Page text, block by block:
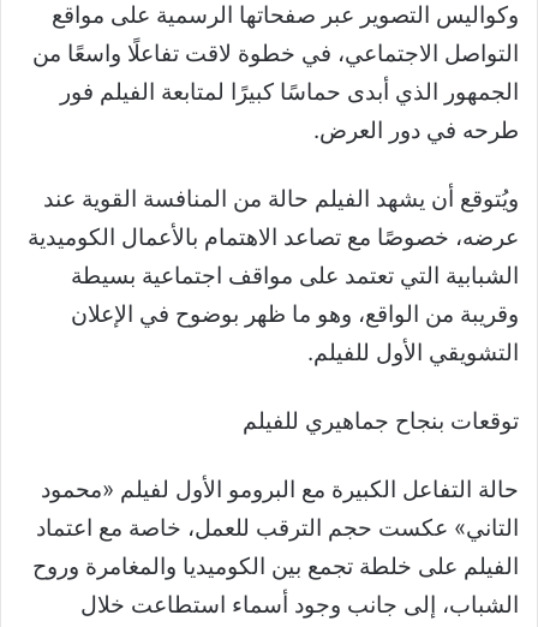
وكواليس التصوير عبر صفحاتها الرسمية على مواقع
التواصل الاجتماعي، في خطوة لاقت تفاعلًا واسعًا من
الجمهور الذي أبدى حماسًا كبيرًا لمتابعة الفيلم فور
طرحه في دور العرض.
ويُتوقع أن يشهد الفيلم حالة من المنافسة القوية عند
عرضه، خصوصًا مع تصاعد الاهتمام بالأعمال الكوميدية
الشبابية التي تعتمد على مواقف اجتماعية بسيطة
وقريبة من الواقع، وهو ما ظهر بوضوح في الإعلان
التشويقي الأول للفيلم.
توقعات بنجاح جماهيري للفيلم
حالة التفاعل الكبيرة مع البرومو الأول لفيلم «محمود
التاني» عكست حجم الترقب للعمل، خاصة مع اعتماد
الفيلم على خلطة تجمع بين الكوميديا والمغامرة وروح
الشباب، إلى جانب وجود أسماء استطاعت خلال